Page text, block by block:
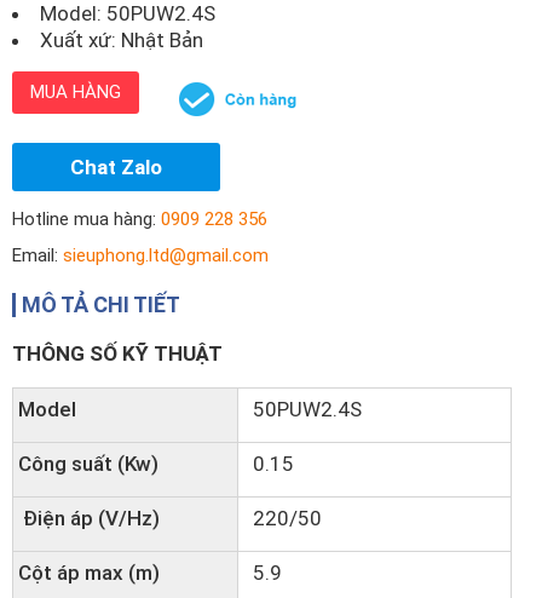
Model: 50PUW2.4S
Xuất xứ: Nhật Bản
MUA HÀNG
Chat Zalo
Hotline mua hàng: 0909 228 356
Email: sieuphong.ltd@gmail.com
MÔ TẢ CHI TIẾT
THÔNG SỐ KỸ THUẬT
Model 50PUW2.4S
Công suất (Kw) 0.15
Điện áp (V/Hz) 220/50
Cột áp max (m) 5.9